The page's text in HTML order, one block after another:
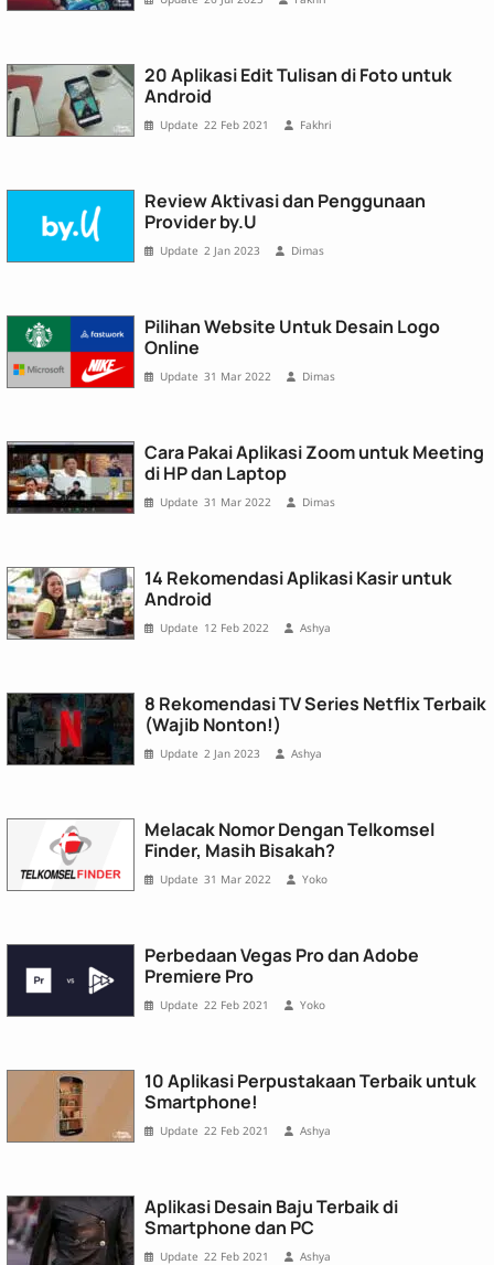
20 Aplikasi Edit Tulisan di Foto untuk
Android
22 Feb 2021 Fakhri
Review Aktivasi dan Penggunaan
Provider by.U
2 Jan 2023 Dimas
Pilihan Website Untuk Desain Logo
Online
31 Mar 2022 Dimas
Cara Pakai Aplikasi Zoom untuk Meeting
di HP dan Laptop
31 Mar 2022 Dimas
14 Rekomendasi Aplikasi Kasir untuk
Android
12 Feb 2022 Ashya
8 Rekomendasi TV Series Netflix Terbaik
(Wajib Nonton!)
2 Jan 2023 Ashya
Melacak Nomor Dengan Telkomsel
Finder, Masih Bisakah?
31 Mar 2022 Yoko
Perbedaan Vegas Pro dan Adobe
Premiere Pro
22 Feb 2021 Yoko
10 Aplikasi Perpustakaan Terbaik untuk
Smartphone!
22 Feb 2021 Ashya
Aplikasi Desain Baju Terbaik di
Smartphone dan PC
22 Feb 2021 Ashya